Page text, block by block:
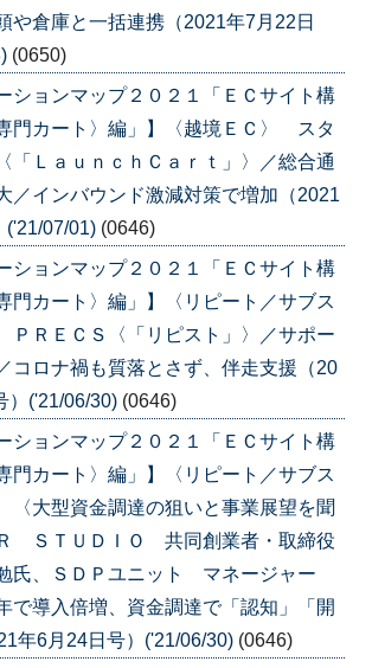
や倉庫と一括連携（2021年7月22日
(0650)
ションマップ２０２１「ＥＣサイト構
門カート〉編」】〈越境ＥＣ〉 スタ
「ＬａｕｎｃｈＣａｒｔ」〉／総合通
／インバウンド激減対策で増加（2021
('21/07/01) (0646)
ションマップ２０２１「ＥＣサイト構
門カート〉編」】〈リピート／サブス
ＲＥＣＳ〈「リピスト」〉／サポー
コロナ禍も質落とさず、伴走支援（20
）('21/06/30) (0646)
ションマップ２０２１「ＥＣサイト構
門カート〉編」】〈リピート／サブス
大型資金調達の狙いと事業展望を聞
ＳＴＵＤＩＯ 共同創業者・取締役
氏、ＳＤＰユニット マネージャー
で導入倍増、資金調達で「認知」「開
年6月24日号）('21/06/30) (0646)